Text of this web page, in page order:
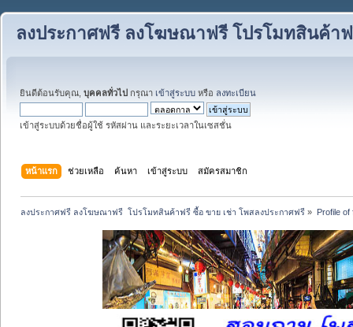
ลงประกาศฟรี ลงโฆษณาฟรี โปรโมทสินค้า
ยินดีต้อนรับคุณ, บุคคลทั่วไป กรุณา เข้าสู่ระบบ หรือ ลงทะเบียน
เข้าสู่ระบบด้วยชื่อผู้ใช้ รหัสผ่าน และระยะเวลาในเซสชั่น
หน้าแรก ช่วยเหลือ ค้นหา เข้าสู่ระบบ สมัครสมาชิก
ลงประกาศฟรี ลงโฆษณาฟรี  โปรโมทสินค้าฟรี ซื้อ ขาย เช่า โพสลงประกาศฟรี » Profile of